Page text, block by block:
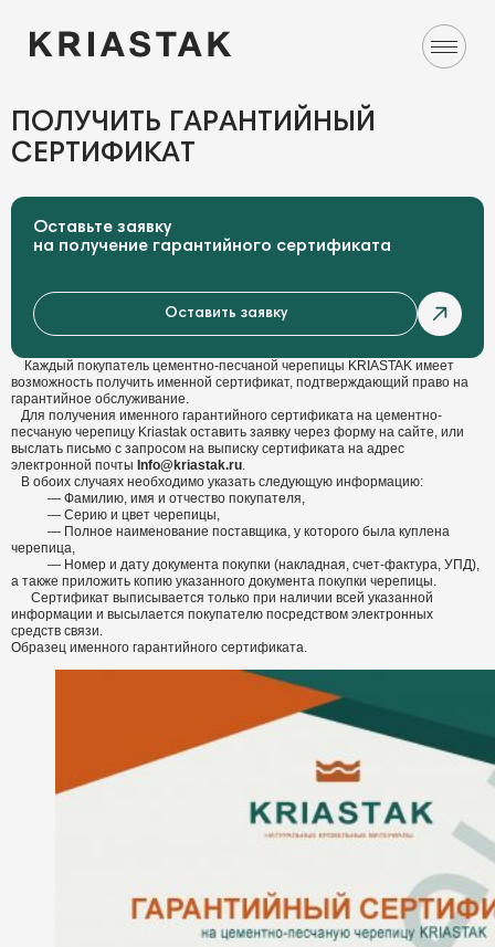
ПОЛУЧИТЬ ГАРАНТИЙНЫЙ
СЕРТИФИКАТ
Каждый покупатель цементно-песчаной черепицы KRIASTAK имеет
возможность получить именной сертификат, подтверждающий право на
гарантийное обслуживание.
Для получения именного гарантийного сертификата на цементно-
песчаную черепицу Kriastak оставить заявку через форму на сайте, или
выслать письмо с запросом на выписку сертификата на адрес
электронной почты Info@kriastak.ru.
В обоих случаях необходимо указать следующую информацию:
— Фамилию, имя и отчество покупателя,
— Серию и цвет черепицы,
— Полное наименование поставщика, у которого была куплена
черепица,
— Номер и дату документа покупки (накладная, счет-фактура, УПД),
а также приложить копию указанного документа покупки черепицы.
Сертификат выписывается только при наличии всей указанной
информации и высылается покупателю посредством электронных
средств связи.
Образец именного гарантийного сертификата.
Оставьте заявку
на получение гарантийного сертификата
Оставить заявку